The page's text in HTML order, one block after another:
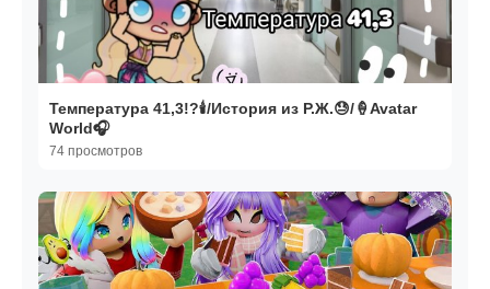
Температура 41,3!?🕯/История из Р.Ж.😓/🍦Avatar
World🎧
74 просмотров